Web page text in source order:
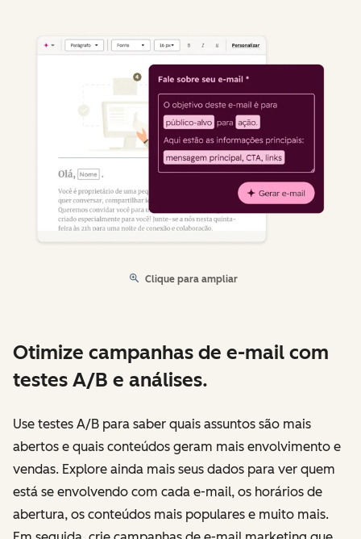
Clique para ampliar
Otimize campanhas de e-mail com
testes A/B e análises.
Use testes A/B para saber quais assuntos são mais
abertos e quais conteúdos geram mais envolvimento e
vendas. Explore ainda mais seus dados para ver quem
está se envolvendo com cada e-mail, os horários de
abertura, os conteúdos mais populares e muito mais.